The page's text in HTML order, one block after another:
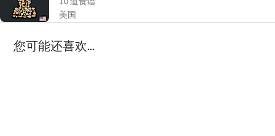
美国
您可能还喜欢...